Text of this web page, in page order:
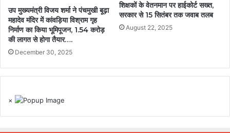
उप मुख्यमंत्री विजय शर्मा ने पंचमुखी बूढ़ा
महादेव मंदिर में कांवड़िया विश्राम गृह
निर्माण का किया भूमिपूजन, 1.54 करोड़
की लागत से होगा तैयार….
December 30, 2025
शिक्षकों के वेतनमान पर हाईकोर्ट सख्त,
सरकार से 15 सितंबर तक जवाब तलब
August 22, 2025
×